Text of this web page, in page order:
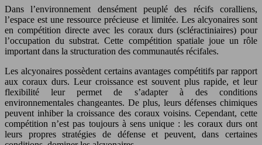
Dans l’environnement densément peuplé des récifs coralliens,
l’espace est une ressource précieuse et limitée. Les alcyonaires sont
en compétition directe avec les coraux durs (scléractiniaires) pour
l’occupation du substrat. Cette compétition spatiale joue un rôle
important dans la structuration des communautés récifales.
Les alcyonaires possèdent certains avantages compétitifs par rapport
aux coraux durs. Leur croissance est souvent plus rapide, et leur
flexibilité leur permet de s’adapter à des conditions
environnementales changeantes. De plus, leurs défenses chimiques
peuvent inhiber la croissance des coraux voisins. Cependant, cette
compétition n’est pas toujours à sens unique : les coraux durs ont
leurs propres stratégies de défense et peuvent, dans certaines